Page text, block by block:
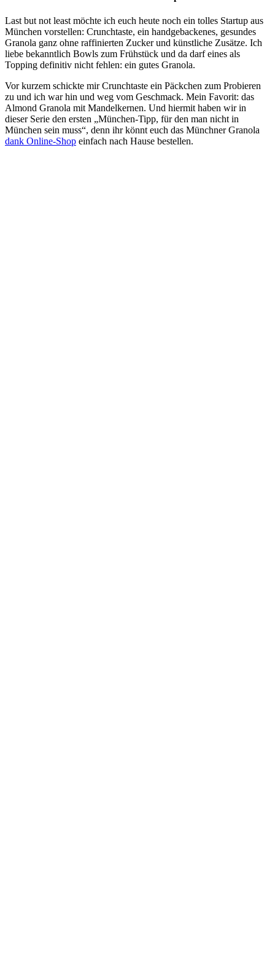
Last but not least möchte ich euch heute noch ein tolles Startup aus
München vorstellen: Crunchtaste, ein handgebackenes, gesundes
Granola ganz ohne raffinierten Zucker und künstliche Zusätze. Ich
liebe bekanntlich Bowls zum Frühstück und da darf eines als
Topping definitiv nicht fehlen: ein gutes Granola.
Vor kurzem schickte mir Crunchtaste ein Päckchen zum Probieren
zu und ich war hin und weg vom Geschmack. Mein Favorit: das
Almond Granola mit Mandelkernen. Und hiermit haben wir in
dieser Serie den ersten „München-Tipp, für den man nicht in
München sein muss“, denn ihr könnt euch das Münchner Granola
dank Online-Shop einfach nach Hause bestellen.